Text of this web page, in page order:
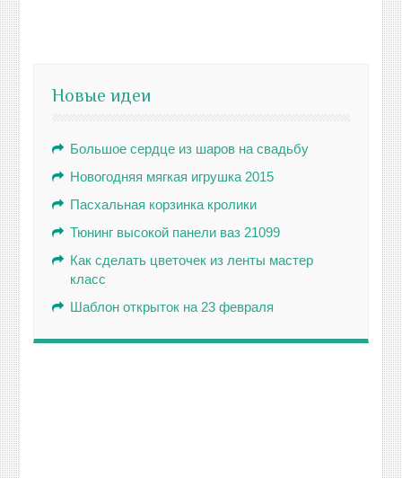
Новые идеи
Большое сердце из шаров на свадьбу
Новогодняя мягкая игрушка 2015
Пасхальная корзинка кролики
Тюнинг высокой панели ваз 21099
Как сделать цветочек из ленты мастер
класс
Шаблон открыток на 23 февраля